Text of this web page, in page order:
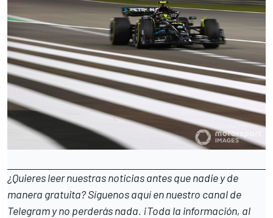
¿Quieres leer nuestras noticias antes que nadie y de
manera gratuita? Síguenosaquí en nuestro canal de
Telegramy no perderás nada. ¡Toda la información, al